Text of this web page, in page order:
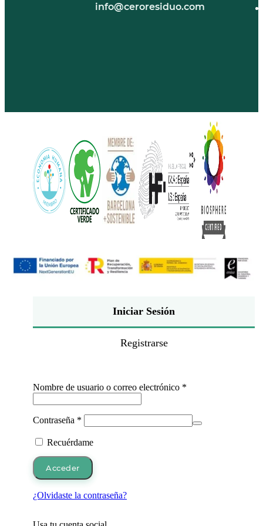
info@ceroresiduo.com
Iniciar Sesión
Registrarse
Nombre de usuario o correo electrónico *
Contraseña *
Recuérdame
Acceder
¿Olvidaste la contraseña?